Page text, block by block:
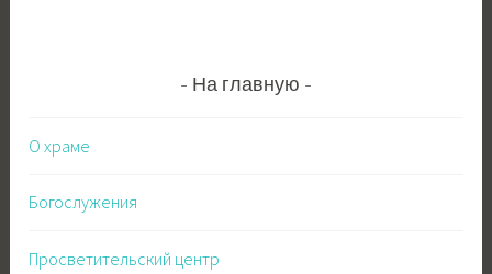
На главную
О храме
Богослужения
Просветительский центр